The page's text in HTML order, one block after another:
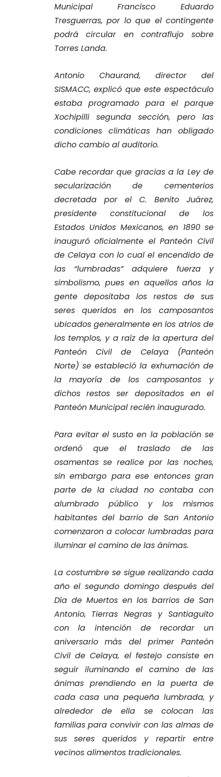
Municipal Francisco Eduardo
Tresguerras, por lo que el contingente
podrá circular en contraflujo sobre
Torres Landa.
Antonio Chaurand, director del
SISMACC, explicó que este espectáculo
estaba programado para el parque
Xochipilli segunda sección, pero las
condiciones climáticas han obligado
dicho cambio al auditorio.
Cabe recordar que gracias a la Ley de
secularización de cementerios
decretada por el C. Benito Juárez,
presidente constitucional de los
Estados Unidos Mexicanos, en 1890 se
inauguró oficialmente el Panteón Civil
de Celaya con lo cual el encendido de
las “lumbradas” adquiere fuerza y
simbolismo, pues en aquellos años la
gente depositaba los restos de sus
seres queridos en los camposantos
ubicados generalmente en los atrios de
los templos, y a raíz de la apertura del
Panteón Civil de Celaya (Panteón
Norte) se estableció la exhumación de
la mayoría de los camposantos y
dichos restos ser depositados en el
Panteón Municipal recién inaugurado.
Para evitar el susto en la población se
ordenó que el traslado de las
osamentas se realice por las noches,
sin embargo para ese entonces gran
parte de la ciudad no contaba con
alumbrado público y los mismos
habitantes del barrio de San Antonio
comenzaron a colocar lumbradas para
iluminar el camino de las ánimas.
La costumbre se sigue realizando cada
año el segundo domingo después del
Día de Muertos en los barrios de San
Antonio, Tierras Negras y Santiaguito
con la intención de recordar un
aniversario más del primer Panteón
Civil de Celaya, el festejo consiste en
seguir iluminando el camino de las
ánimas prendiendo en la puerta de
cada casa una pequeña lumbrada, y
alrededor de ella se colocan las
familias para convivir con las almas de
sus seres queridos y repartir entre
vecinos alimentos tradicionales.